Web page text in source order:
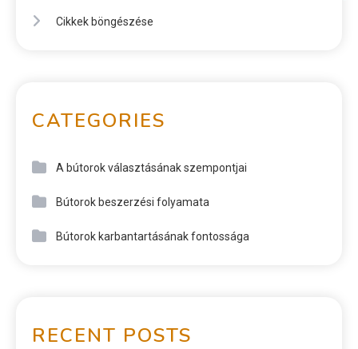
Cikkek böngészése
CATEGORIES
A bútorok választásának szempontjai
Bútorok beszerzési folyamata
Bútorok karbantartásának fontossága
RECENT POSTS